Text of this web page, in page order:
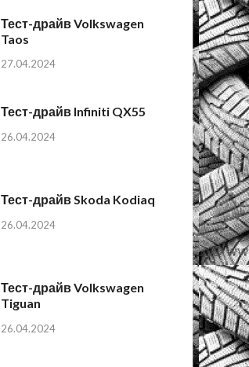
Тест-драйв Volkswagen
Taos
27.04.2024
Тест-драйв Infiniti QX55
26.04.2024
Тест-драйв Skoda Kodiaq
26.04.2024
Тест-драйв Volkswagen
Tiguan
26.04.2024